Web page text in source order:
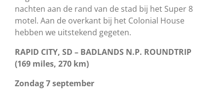
nachten aan de rand van de stad bij het Super 8
motel. Aan de overkant bij het Colonial House
hebben we uitstekend gegeten.
RAPID CITY, SD – BADLANDS N.P. ROUNDTRIP
(169 miles, 270 km)
Zondag 7 september